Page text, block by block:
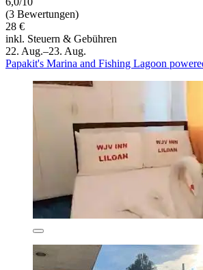
(3 Bewertungen)
28 €
inkl. Steuern & Gebühren
22. Aug.–23. Aug.
Papakit's Marina and Fishing Lagoon